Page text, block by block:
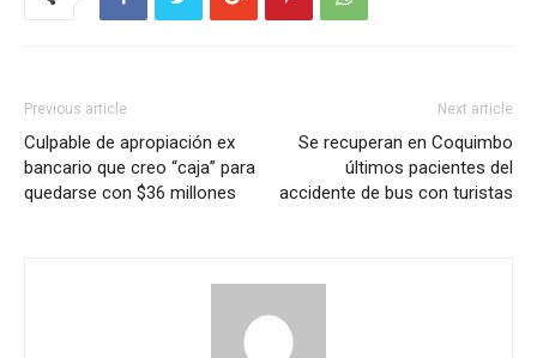
Previous article
Culpable de apropiación ex
bancario que creo “caja” para
quedarse con $36 millones
Next article
Se recuperan en Coquimbo
últimos pacientes del
accidente de bus con turistas